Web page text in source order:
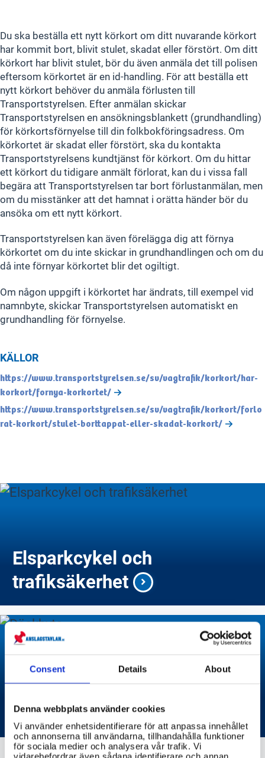
Consent Details About
Denna webbplats använder cookies
Vi använder enhetsidentifierare för att anpassa innehållet
och annonserna till användarna, tillhandahålla funktioner
för sociala medier och analysera vår trafik. Vi
vidarebefordrar även sådana identifierare och annan
Du ska beställa ett nytt körkort om ditt nuvarande körkort
har kommit bort, blivit stulet, skadat eller förstört. Om ditt
körkort har blivit stulet, bör du även anmäla det till polisen
eftersom körkortet är en id-handling. För att beställa ett
nytt körkort behöver du anmäla förlusten till
Transportstyrelsen. Efter anmälan skickar
Transportstyrelsen en ansökningsblankett (grundhandling)
för körkortsförnyelse till din folkbokföringsadress. Om
körkortet är skadat eller förstört, ska du kontakta
Transportstyrelsens kundtjänst för körkort. Om du hittar
ett körkort du tidigare anmält förlorat, kan du i vissa fall
begära att Transportstyrelsen tar bort förlustanmälan, men
om du misstänker att det hamnat i orätta händer bör du
ansöka om ett nytt körkort.
Transportstyrelsen kan även förelägga dig att förnya
körkortet om du inte skickar in grundhandlingen och om du
då inte förnyar körkortet blir det ogiltigt.
Om någon uppgift i körkortet har ändrats, till exempel vid
namnbyte, skickar Transportstyrelsen automatiskt en
grundhandling för förnyelse.
KÄLLOR
https://www.transportstyrelsen.se/sv/vagtrafik/korkort/har-
korkort/fornya-korkortet/
https://www.transportstyrelsen.se/sv/vagtrafik/korkort/forlo
rat-korkort/stulet-borttappat-eller-skadat-korkort/
Elsparkcykel och
trafiksäkerhet
Däckbyte